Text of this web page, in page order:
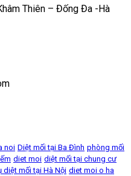
Thiên – Đống Đa -Hà
noi Diệt mối tại Ba Đình phòng mối
diet moi diệt mối tại chung cư
diệt mối tại Hà Nội diet moi o ha